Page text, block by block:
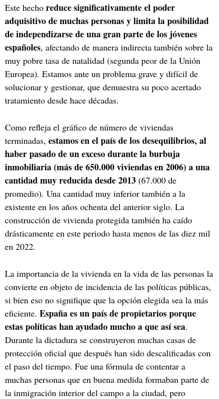
Este hecho reduce significativamente el poder
adquisitivo de muchas personas y limita la posibilidad
de independizarse de una gran parte de los jóvenes
españoles, afectando de manera indirecta también sobre la
muy pobre tasa de natalidad (segunda peor de la Unión
Europea). Estamos ante un problema grave y difícil de
solucionar y gestionar, que demuestra su poco acertado
tratamiento desde hace décadas.
Como refleja el gráfico de número de viviendas
terminadas, estamos en el país de los desequilibrios, al
haber pasado de un exceso durante la burbuja
inmobiliaria (más de 650.000 viviendas en 2006) a una
cantidad muy reducida desde 2013 (67.000 de
promedio). Una cantidad muy inferior también a la
existente en los años ochenta del anterior siglo. La
construcción de vivienda protegida también ha caído
drásticamente en este periodo hasta menos de las diez mil
en 2022.
La importancia de la vivienda en la vida de las personas la
convierte en objeto de incidencia de las políticas públicas,
si bien eso no signifique que la opción elegida sea la más
eficiente. España es un país de propietarios porque
estas políticas han ayudado mucho a que así sea.
Durante la dictadura se construyeron muchas casas de
protección oficial que después han sido descalificadas con
el paso del tiempo. Fue una fórmula de contentar a
muchas personas que en buena medida formaban parte de
la inmigración interior del campo a la ciudad, pero